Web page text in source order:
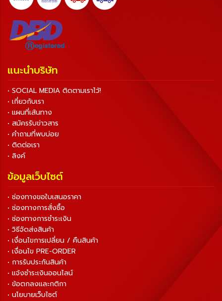
แนะนำบริษัท
• SOCIAL MEDIA ติดตามเราไว้!
• เกี่ยวกับเรา
• แผนที่เส้นทาง
• สมัครรับข่าวสาร
• คำถามที่พบบ่อย
• ติดต่อเรา
• ลิงค์
ข้อมูลเว็บไซต์
• ช่องทางขอใบเสนอราคา
• ช่องทางการสั่งซื้อ
• ช่องทางการชำระเงิน
• วิธีจัดส่งสินค้า
• เงื่อนไขการเปลี่ยน / คืนสินค้า
• เงื่อนไข PRE-ORDER
• การรับประกันสินค้า
• แจ้งชำระเงินออนไลน์
• ข้อตกลงและกติกา
• นโยบายเว็บไซต์